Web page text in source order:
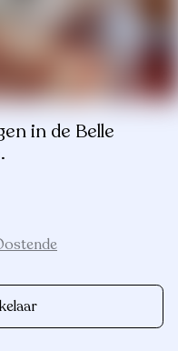
in de Belle